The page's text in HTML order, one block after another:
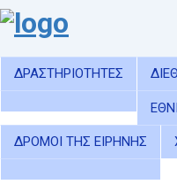
ΔΡΑΣΤΗΡΙΟΤΗΤΕΣ
ΔΡΟΜΟΙ ΤΗΣ ΕΙΡΗΝΗΣ